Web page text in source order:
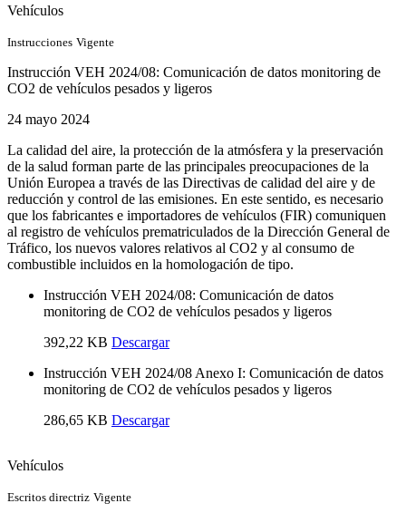
Vehículos
Instrucciones Vigente
Instrucción VEH 2024/08: Comunicación de datos monitoring de
CO2 de vehículos pesados y ligeros
24 mayo 2024
La calidad del aire, la protección de la atmósfera y la preservación
de la salud forman parte de las principales preocupaciones de la
Unión Europea a través de las Directivas de calidad del aire y de
reducción y control de las emisiones. En este sentido, es necesario
que los fabricantes e importadores de vehículos (FIR) comuniquen
al registro de vehículos prematriculados de la Dirección General de
Tráfico, los nuevos valores relativos al CO2 y al consumo de
combustible incluidos en la homologación de tipo.
Instrucción VEH 2024/08: Comunicación de datos
monitoring de CO2 de vehículos pesados y ligeros
392,22 KB Descargar
Instrucción VEH 2024/08 Anexo I: Comunicación de datos
monitoring de CO2 de vehículos pesados y ligeros
286,65 KB Descargar
Vehículos
Escritos directriz Vigente